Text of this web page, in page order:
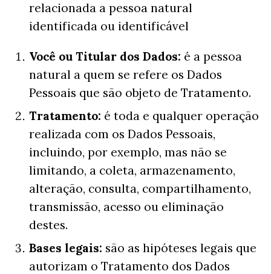
relacionada a pessoa natural
identificada ou identificável
Você ou Titular dos Dados: é a pessoa
natural a quem se refere os Dados
Pessoais que são objeto de Tratamento.
Tratamento: é toda e qualquer operação
realizada com os Dados Pessoais,
incluindo, por exemplo, mas não se
limitando, a coleta, armazenamento,
alteração, consulta, compartilhamento,
transmissão, acesso ou eliminação
destes.
Bases legais: são as hipóteses legais que
autorizam o Tratamento dos Dados